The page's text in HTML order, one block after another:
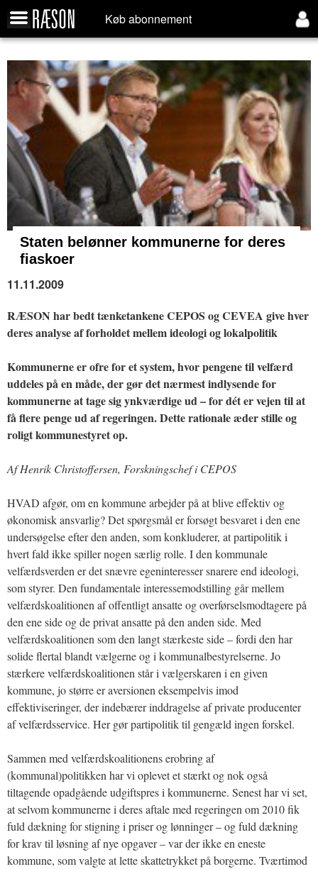
Køb abonnement
Staten belønner kommunerne for deres
fiaskoer
11.11.2009
RÆSON har bedt tænketankene CEPOS og CEVEA give hver
deres analyse af forholdet mellem ideologi og lokalpolitik
Kommunerne er ofre for et system, hvor pengene til velfærd
uddeles på en måde, der gør det nærmest indlysende for
kommunerne at tage sig ynkværdige ud – for dét er vejen til at
få flere penge ud af regeringen. Dette rationale æder stille og
roligt kommunestyret op.
Af Henrik Christoffersen, Forskningschef i CEPOS
HVAD afgør, om en kommune arbejder på at blive effektiv og
økonomisk ansvarlig? Det spørgsmål er forsøgt besvaret i den ene
undersøgelse efter den anden, som konkluderer, at partipolitik i
hvert fald ikke spiller nogen særlig rolle. I den kommunale
velfærdsverden er det snævre egeninteresser snarere end ideologi,
som styrer. Den fundamentale interessemodstilling går mellem
velfærdskoalitionen af offentligt ansatte og overførselsmodtagere på
den ene side og de privat ansatte på den anden side. Med
velfærdskoalitionen som den langt stærkeste side – fordi den har
solide flertal blandt vælgerne og i kommunalbestyrelserne. Jo
stærkere velfærdskoalitionen står i vælgerskaren i en given
kommune, jo større er aversionen eksempelvis imod
effektiviseringer, der indebærer inddragelse af private producenter
af velfærdsservice. Her gør partipolitik til gengæld ingen forskel.
Sammen med velfærdskoalitionens erobring af
(kommunal)politikken har vi oplevet et stærkt og nok også
tiltagende opadgående udgiftspres i kommunerne. Senest har vi set,
at selvom kommunerne i deres aftale med regeringen om 2010 fik
fuld dækning for stigning i priser og lønninger – og fuld dækning
for krav til løsning af nye opgaver – var der ikke en eneste
kommune, som valgte at lette skattetrykket på borgerne. Tværtimod